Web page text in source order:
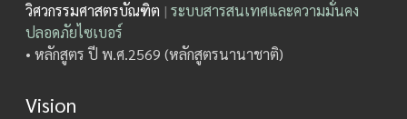
วิศวกรรมศาสตรบัณฑิต | ระบบสารสนเทศและความมั่นคง
ปลอดภัยไซเบอร์
• หลักสูตร ปี พ.ศ.2569 (หลักสูตรนานาชาติ)
Vision